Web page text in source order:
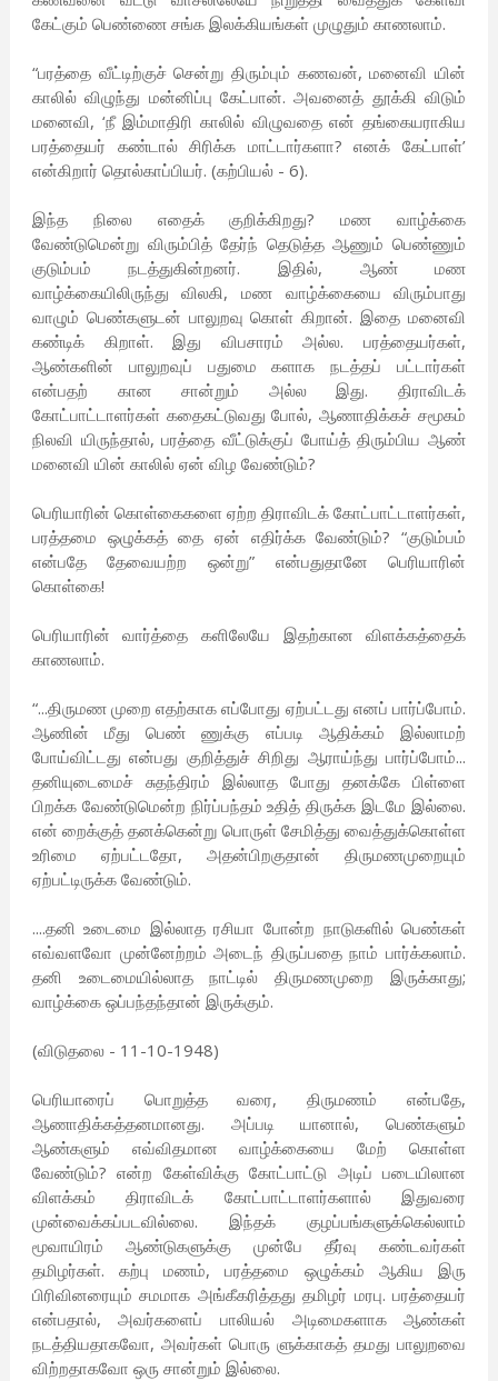
கேட்கும் பெண்ணை சங்க இலக்கியங்கள் முழுதும் காணலாம்.
“பரத்தை வீட்டிற்குச் சென்று திரும்பும் கணவன், மனைவி யின்
காலில் விழுந்து மன்னிப்பு கேட்பான். அவனைத் தூக்கி விடும்
மனைவி, ‘நீ இம்மாதிரி காலில் விழுவதை என் தங்கையராகிய
பரத்தையர் கண்டால் சிரிக்க மாட்டார்களா? எனக் கேட்பாள்’
என்கிறார் தொல்காப்பியர். (கற்பியல் - 6).
இந்த நிலை எதைக் குறிக்கிறது? மண வாழ்க்கை
வேண்டுமென்று விரும்பித் தேர்ந் தெடுத்த ஆணும் பெண்ணும்
குடும்பம் நடத்துகின்றனர். இதில், ஆண் மண
வாழ்க்கையிலிருந்து விலகி, மண வாழ்க்கையை விரும்பாது
வாழும் பெண்களுடன் பாலுறவு கொள் கிறான். இதை மனைவி
கண்டிக் கிறாள். இது விபசாரம் அல்ல. பரத்தையர்கள்,
ஆண்களின் பாலுறவுப் பதுமை களாக நடத்தப் பட்டார்கள்
என்பதற் கான சான்றும் அல்ல இது. திராவிடக்
கோட்பாட்டாளர்கள் கதைகட்டுவது போல், ஆணாதிக்கச் சமூகம்
நிலவி யிருந்தால், பரத்தை வீட்டுக்குப் போய்த் திரும்பிய ஆண்
மனைவி யின் காலில் ஏன் விழ வேண்டும்?
பெரியாரின் கொள்கைகளை ஏற்ற திராவிடக் கோட்பாட்டாளர்கள்,
பரத்தமை ஒழுக்கத் தை ஏன் எதிர்க்க வேண்டும்? “குடும்பம்
என்பதே தேவையற்ற ஒன்று” என்பதுதானே பெரியாரின்
கொள்கை!
பெரியாரின் வார்த்தை களிலேயே இதற்கான விளக்கத்தைக்
காணலாம்.
“...திருமண முறை எதற்காக எப்போது ஏற்பட்டது எனப் பார்ப்போம்.
ஆணின் மீது பெண் ணுக்கு எப்படி ஆதிக்கம் இல்லாமற்
போய்விட்டது என்பது குறித்துச் சிறிது ஆராய்ந்து பார்ப்போம்...
தனியுடைமைச் சுதந்திரம் இல்லாத போது தனக்கே பிள்ளை
பிறக்க வேண்டுமென்ற நிர்ப்பந்தம் உதித் திருக்க இடமே இல்லை.
என் றைக்குத் தனக்கென்று பொருள் சேமித்து வைத்துக்கொள்ள
உரிமை ஏற்பட்டதோ, அதன்பிறகுதான் திருமணமுறையும்
ஏற்பட்டிருக்க வேண்டும்.
....தனி உடைமை இல்லாத ரசியா போன்ற நாடுகளில் பெண்கள்
எவ்வளவோ முன்னேற்றம் அடைந் திருப்பதை நாம் பார்க்கலாம்.
தனி உடைமையில்லாத நாட்டில் திருமணமுறை இருக்காது;
வாழ்க்கை ஒப்பந்தந்தான் இருக்கும்.
(விடுதலை - 11-10-1948)
பெரியாரைப் பொறுத்த வரை, திருமணம் என்பதே,
ஆணாதிக்கத்தனமானது. அப்படி யானால், பெண்களும்
ஆண்களும் எவ்விதமான வாழ்க்கையை மேற் கொள்ள
வேண்டும்? என்ற கேள்விக்கு கோட்பாட்டு அடிப் படையிலான
விளக்கம் திராவிடக் கோட்பாட்டாளர்களால் இதுவரை
முன்வைக்கப்படவில்லை. இந்தக் குழப்பங்களுக்கெல்லாம்
மூவாயிரம் ஆண்டுகளுக்கு முன்பே தீர்வு கண்டவர்கள்
தமிழர்கள். கற்பு மணம், பரத்தமை ஒழுக்கம் ஆகிய இரு
பிரிவினரையும் சமமாக அங்கீகரித்தது தமிழர் மரபு. பரத்தையர்
என்பதால், அவர்களைப் பாலியல் அடிமைகளாக ஆண்கள்
நடத்தியதாகவோ, அவர்கள் பொரு ளுக்காகத் தமது பாலுறவை
விற்றதாகவோ ஒரு சான்றும் இல்லை.